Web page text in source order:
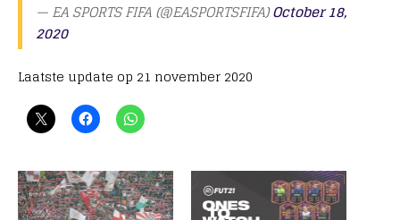
— EA SPORTS FIFA (@EASPORTSFIFA)October 18,
2020
Laatste update op 21 november 2020